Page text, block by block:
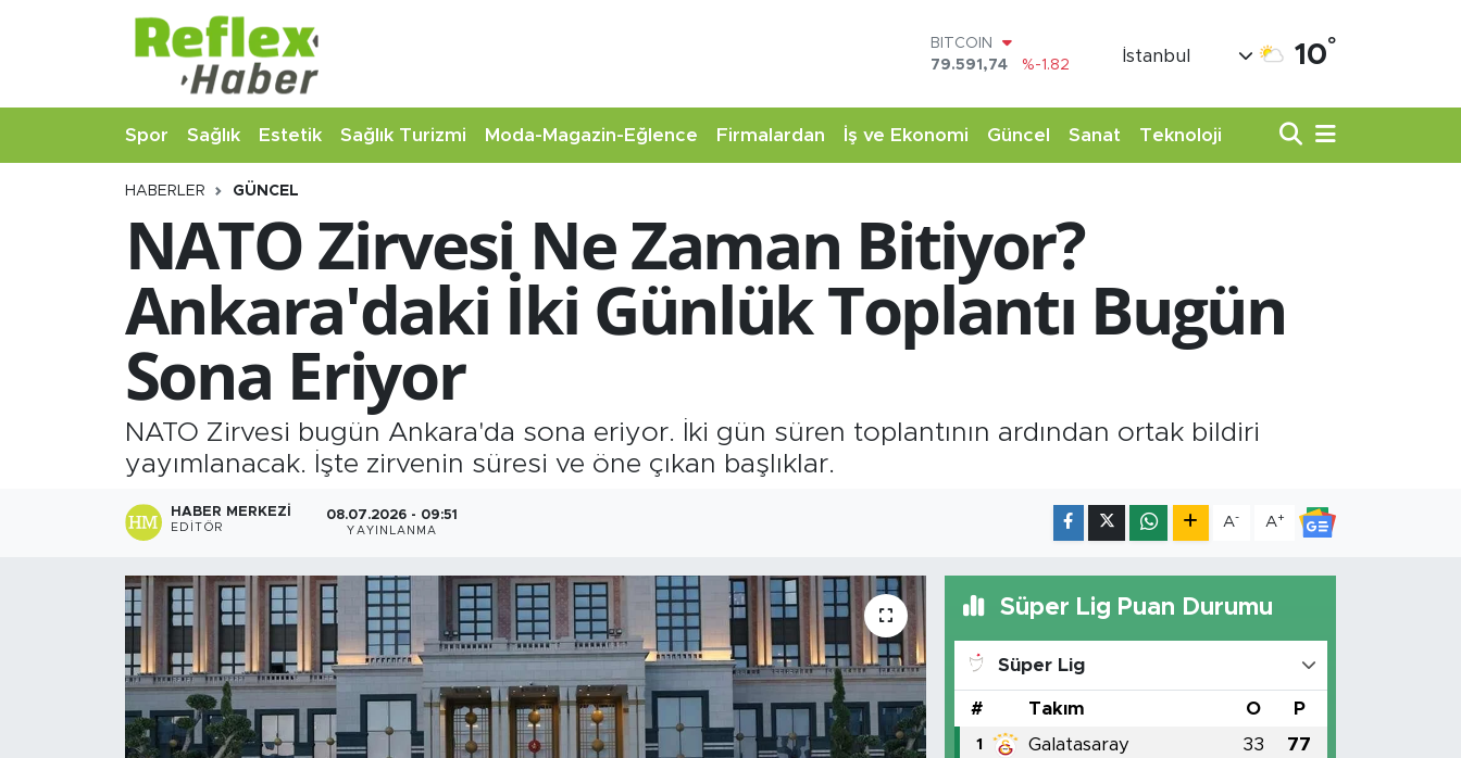
BITCOIN
79.591,74
%-1.82
53,38690
%0.19
STERLİN
6862,09000
%0.19
BİST100
14.598,00
%0
İstanbul 10°
Spor Sağlık Estetik Sağlık Turizmi Moda-Magazin-Eğlence Firmalardan İş ve Ekonomi Güncel Sanat Teknoloji
HABERLER GÜNCEL
NATO Zirvesi Ne Zaman Bitiyor?
Ankara'daki İki Günlük Toplantı Bugün
Sona Eriyor
NATO Zirvesi bugün Ankara'da sona eriyor. İki gün süren toplantının ardından ortak bildiri
yayımlanacak. İşte zirvenin süresi ve öne çıkan başlıklar.
HABER MERKEZI
EDITÖR
08.07.2026 - 09:51
YAYINLANMA
A- A+
Süper Lig Puan Durumu
Süper Lig
# Takım O P
1 Galatasaray 33 77
Estetik
Firmalardan
İş ve Ekonomi
Moda-Magazin-Eğlence
Sağlık Turizmi
Teknoloji
Nöbetçi Eczaneler
Hava Durumu
Namaz Vakitleri
Trafik Durumu
Şampiyonlar Ligi Puan Durumu ve Fikstür
Tüm Manşetler
Haber Arşivi